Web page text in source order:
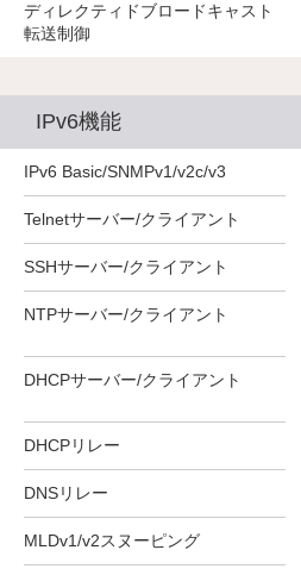
ディレクティドブロードキャスト
転送制御
IPv6機能
IPv6 Basic/SNMPv1/v2c/v3
Telnetサーバー/クライアント
SSHサーバー/クライアント
NTPサーバー/クライアント
DHCPサーバー/クライアント
DHCPリレー
DNSリレー
MLDv1/v2スヌーピング